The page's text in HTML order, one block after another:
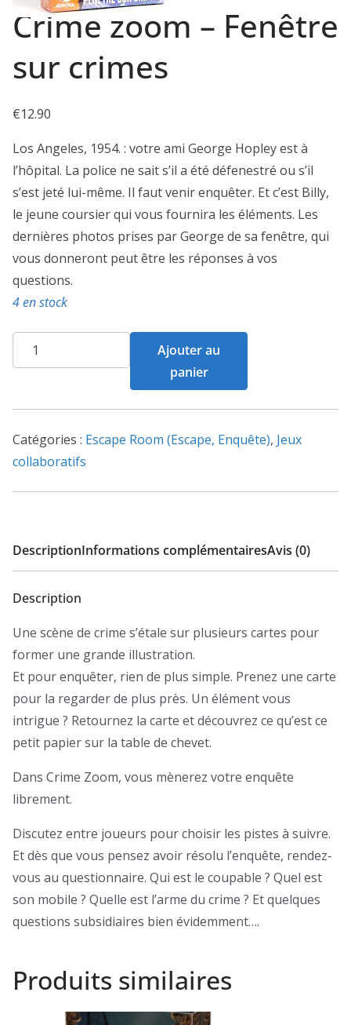
Crime zoom – Fenêtre
sur crimes
€12.90
Los Angeles, 1954. : votre ami George Hopley est à
l’hôpital. La police ne sait s’il a été défenestré ou s’il
s’est jeté lui-même. Il faut venir enquêter. Et c’est Billy,
le jeune coursier qui vous fournira les éléments. Les
dernières photos prises par George de sa fenêtre, qui
vous donneront peut être les réponses à vos
questions.
4 en stock
quantité
de
zoom
-
Fenêtre
crimes
Ajouter au
panier
Catégories : Escape Room (Escape, Enquête), Jeux
collaboratifs
DescriptionInformations complémentairesAvis (0)
Description
Une scène de crime s’étale sur plusieurs cartes pour
former une grande illustration.
Et pour enquêter, rien de plus simple. Prenez une carte
pour la regarder de plus près. Un élément vous
intrigue ? Retournez la carte et découvrez ce qu’est ce
petit papier sur la table de chevet.
Dans Crime Zoom, vous mènerez votre enquête
librement.
Discutez entre joueurs pour choisir les pistes à suivre.
Et dès que vous pensez avoir résolu l’enquête, rendez-
vous au questionnaire. Qui est le coupable ? Quel est
son mobile ? Quelle est l’arme du crime ? Et quelques
questions subsidiaires bien évidemment….
Produits similaires